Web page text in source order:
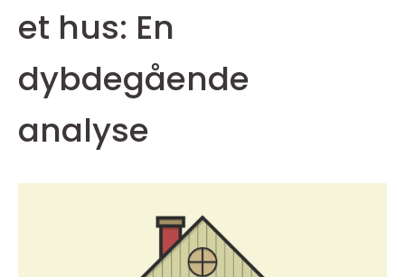
et hus: En
dybdegående
analyse